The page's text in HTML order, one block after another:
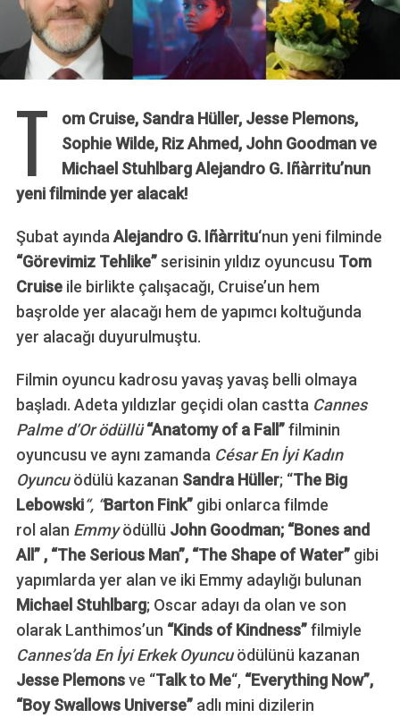
T
om Cruise, Sandra Hüller, Jesse Plemons,
Sophie Wilde, Riz Ahmed, John Goodman ve
Michael Stuhlbarg Alejandro G. Iñàrritu’nun
yeni filminde yer alacak!
Şubat ayında Alejandro G. Iñàrritu‘nun yeni filminde
“Görevimiz Tehlike”serisinin yıldız oyuncusu Tom
Cruiseile birlikte çalışacağı, Cruise’un hem
başrolde yer alacağı hem de yapımcı koltuğunda
yer alacağı duyurulmuştu.
Filmin oyuncu kadrosu yavaş yavaş belli olmaya
başladı. Adeta yıldızlar geçidi olan castta Cannes
Palme d’Or ödüllü“Anatomy of a Fall”filminin
oyuncusu ve aynı zamanda César En İyi Kadın
Oyuncuödülü kazanan Sandra Hüller; “The Big
Lebowski“, “Barton Fink”gibi onlarca filmde
rol alan Emmyödüllü John Goodman; “Bones and
All” , “The Serious Man”, “The Shape of Water” gibi
yapımlarda yer alan ve iki Emmy adaylığı bulunan
Michael Stuhlbarg; Oscar adayı da olan ve son
olarak Lanthimos’un “Kinds of Kindness”filmiyle
Cannes’da En İyi Erkek Oyuncuödülünü kazanan
Jesse Plemonsve “Talk to Me“, “Everything Now”,
“Boy Swallows Universe” adlı mini dizilerin